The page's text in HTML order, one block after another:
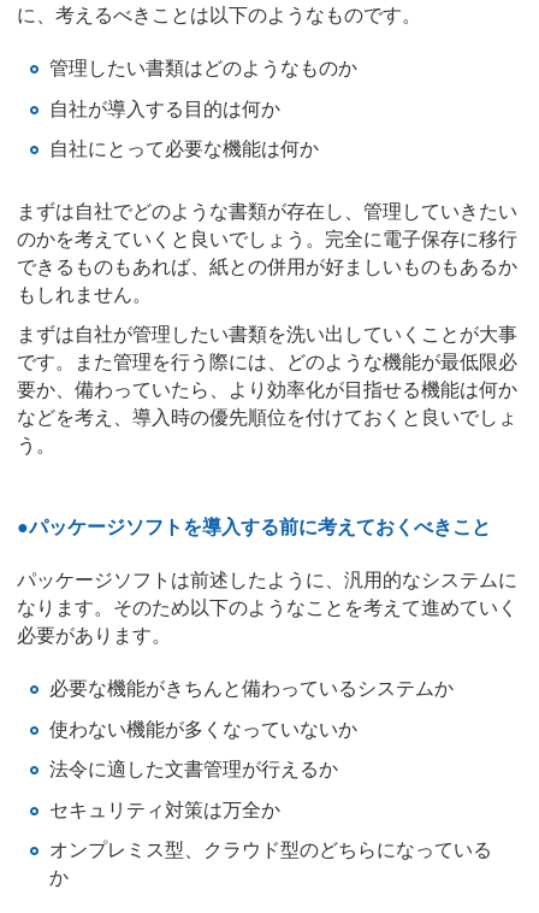
に、考えるべきことは以下のようなものです。
管理したい書類はどのようなものか
自社が導入する目的は何か
自社にとって必要な機能は何か
まずは自社でどのような書類が存在し、管理していきたい
のかを考えていくと良いでしょう。完全に電子保存に移行
できるものもあれば、紙との併用が好ましいものもあるか
もしれません。
まずは自社が管理したい書類を洗い出していくことが大事
です。また管理を行う際には、どのような機能が最低限必
要か、備わっていたら、より効率化が目指せる機能は何か
などを考え、導入時の優先順位を付けておくと良いでしょ
う。
●パッケージソフトを導入する前に考えておくべきこと
パッケージソフトは前述したように、汎用的なシステムに
なります。そのため以下のようなことを考えて進めていく
必要があります。
必要な機能がきちんと備わっているシステムか
使わない機能が多くなっていないか
法令に適した文書管理が行えるか
セキュリティ対策は万全か
オンプレミス型、クラウド型のどちらになっている
か